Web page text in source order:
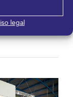
legal
electrónico